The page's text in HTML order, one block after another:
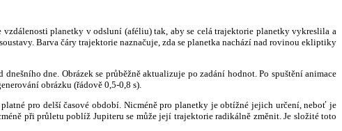
planetky v odsluní (aféliu) tak, aby se celá trajektorie planetky vykreslila a
Barva čáry trajektorie naznačuje, zda se planetka nachází nad rovinou ekliptiky
dne. Obrázek se průběžně aktualizuje po zadání hodnot. Po spuštění animace
obrázku (řádově 0,5-0,8 s).
pro delší časové období. Nicméně pro planetky je obtížné jejich určení, neboť je
při průletu poblíž Jupiteru se může její trajektorie radikálně změnit. Je složité toto